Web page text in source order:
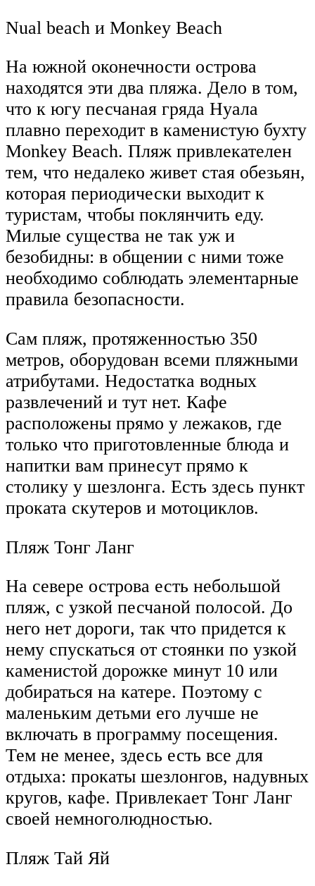
Nual beach и Monkey Beach
На южной оконечности острова
находятся эти два пляжа. Дело в том,
что к югу песчаная гряда Нуала
плавно переходит в каменистую бухту
Monkey Beach. Пляж привлекателен
тем, что недалеко живет стая обезьян,
которая периодически выходит к
туристам, чтобы поклянчить еду.
Милые существа не так уж и
безобидны: в общении с ними тоже
необходимо соблюдать элементарные
правила безопасности.
Сам пляж, протяженностью 350
метров, оборудован всеми пляжными
атрибутами. Недостатка водных
развлечений и тут нет. Кафе
расположены прямо у лежаков, где
только что приготовленные блюда и
напитки вам принесут прямо к
столику у шезлонга. Есть здесь пункт
проката скутеров и мотоциклов.
Пляж Тонг Ланг
На севере острова есть небольшой
пляж, с узкой песчаной полосой. До
него нет дороги, так что придется к
нему спускаться от стоянки по узкой
каменистой дорожке минут 10 или
добираться на катере. Поэтому с
маленьким детьми его лучше не
включать в программу посещения.
Тем не менее, здесь есть все для
отдыха: прокаты шезлонгов, надувных
кругов, кафе. Привлекает Тонг Ланг
своей немноголюдностью.
Пляж Тай Яй